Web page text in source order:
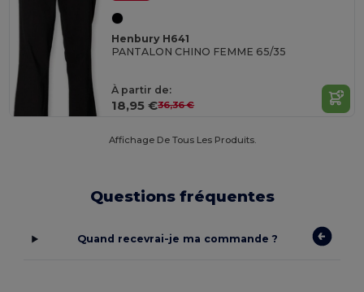
Henbury H641
PANTALON CHINO FEMME 65/35
À partir de:
18,95 €36,36 €
Affichage De Tous Les Produits.
Questions fréquentes
Quand recevrai-je ma commande ?